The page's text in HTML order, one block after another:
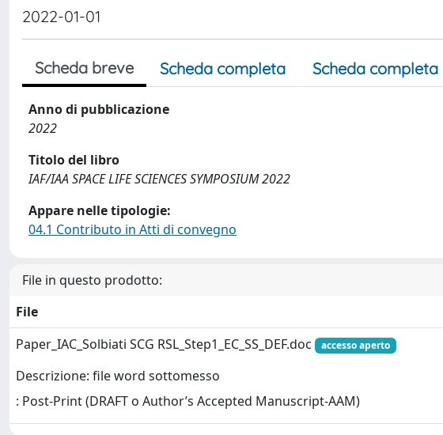
2022-01-01
Scheda breve Scheda completa Scheda completa
Anno di pubblicazione
2022
Titolo del libro
IAF/IAA SPACE LIFE SCIENCES SYMPOSIUM 2022
Appare nelle tipologie:
04.1 Contributo in Atti di convegno
File in questo prodotto:
File
Paper_IAC_Solbiati SCG RSL_Step1_EC_SS_DEF.doc
accesso aperto
Descrizione: file word sottomesso
: Post-Print (DRAFT o Author’s Accepted Manuscript-AAM)